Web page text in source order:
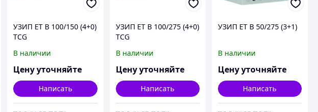
УЗИП ET B 100/150 (4+0)
TCG
В наличии
Цену уточняйте
Написать
УЗИП ET B 100/275 (4+0)
TCG
В наличии
Цену уточняйте
Написать
УЗИП ET B 50/275 (3+1)
В наличии
Цену уточняйте
Написать